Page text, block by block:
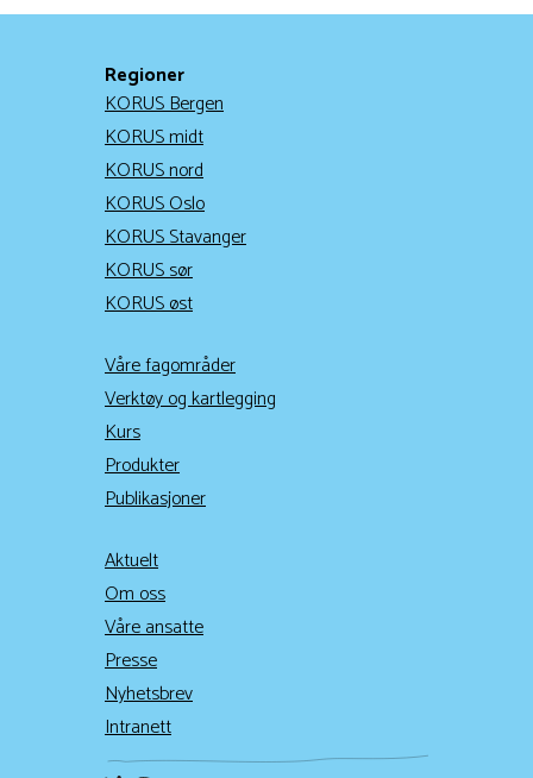
Regioner
KORUS Bergen
KORUS midt
KORUS nord
KORUS Oslo
KORUS Stavanger
KORUS sør
KORUS øst
Våre fagområder
Verktøy og kartlegging
Kurs
Produkter
Publikasjoner
Aktuelt
Om oss
Våre ansatte
Presse
Nyhetsbrev
Intranett